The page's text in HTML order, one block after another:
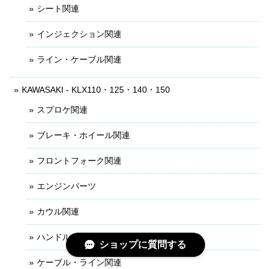
シート関連
インジェクション関連
ライン・ケーブル関連
KAWASAKI - KLX110・125・140・150
スプロケ関連
ブレーキ・ホイール関連
フロントフォーク関連
エンジンパーツ
カウル関連
ハンドル・レバー関連
ケーブル・ライン関連
ショップに質問する